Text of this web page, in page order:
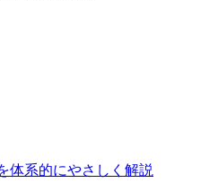
体系的にやさしく解説